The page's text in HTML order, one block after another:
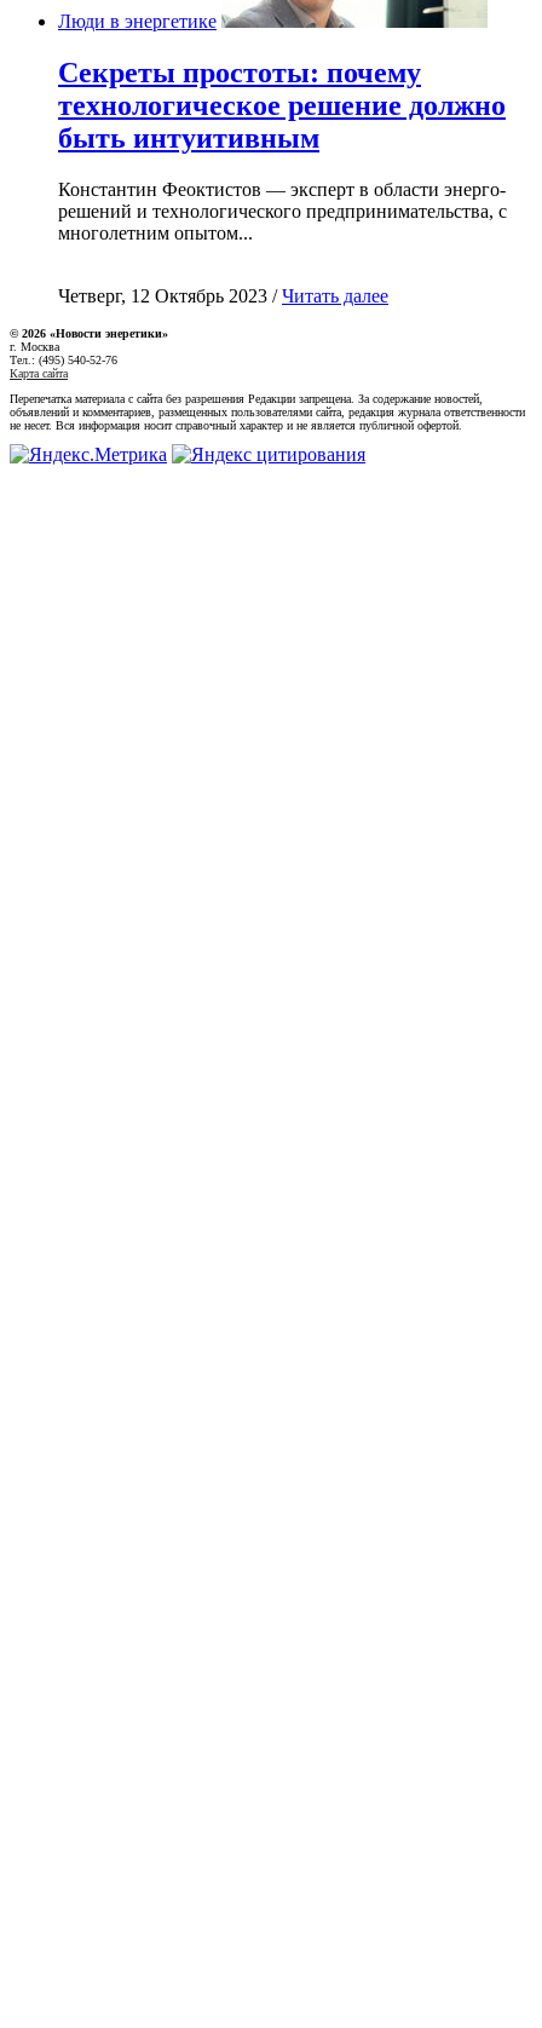
Люди в энергетике
Секреты простоты: почему
технологическое решение должно
быть интуитивным
Константин Феоктистов — эксперт в области энерго-
решений и технологического предпринимательства, с
многолетним опытом...
Четверг, 12 Октябрь 2023 /Читать далее
© 2026 «Новости энеретики»
г. Москва
Тел.: (495) 540-52-76
Карта сайта
Перепечатка материала с сайта без разрешения Редакции запрещена. За содержание новостей,
объявлений и комментариев, размещенных пользователями сайта, редакция журнала ответственности
не несет. Вся информация носит справочный характер и не является публичной офертой.